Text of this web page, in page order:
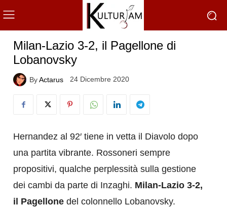
Milan-Lazio 3-2, il Pagellone di
Lobanovsky
ByActarus 24 Dicembre 2020
Hernandez al 92′ tiene in vetta il Diavolo dopo
una partita vibrante. Rossoneri sempre
propositivi, qualche perplessità sulla gestione
dei cambi da parte di Inzaghi. Milan-Lazio 3-2,
il Pagellone del colonnello Lobanovsky.